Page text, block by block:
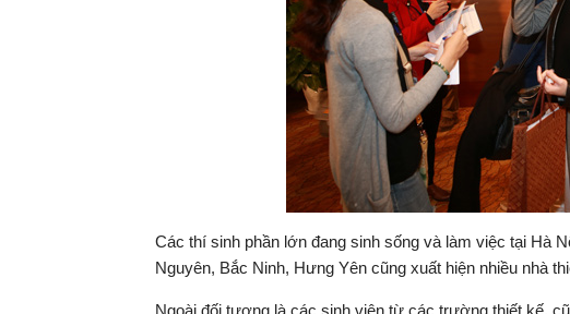
Các thí sinh phần lớn đang sinh sống và làm việc tại Hà
Nguyên, Bắc Ninh, Hưng Yên cũng xuất hiện nhiều nhà
Ngoài đối tượng là các sinh viên từ các trường thiết kế,